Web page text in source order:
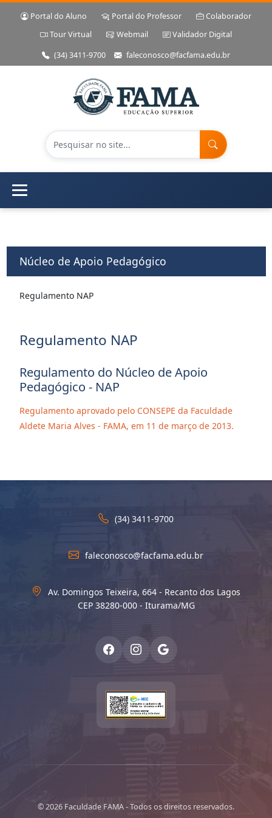
Portal do Aluno Portal do Professor
Colaborador
Tour Virtual
Webmail
Validador Digital
(34) 3411-9700
faleconosco@facfama.edu.br
Núcleo de Apoio Pedagógico
Regulamento NAP
Regulamento NAP
Regulamento do Núcleo de Apoio
Pedagógico - NAP
Regulamento aprovado pelo CONSEPE da Faculdade
Aldete Maria Alves - FAMA, em 11 de março de 2013.
(34) 3411-9700
faleconosco@facfama.edu.br
Av. Domingos Teixeira, 664 - Recanto dos Lagos
CEP 38280-000 - Iturama/MG
© 2026 Faculdade FAMA - Todos os direitos reservados.